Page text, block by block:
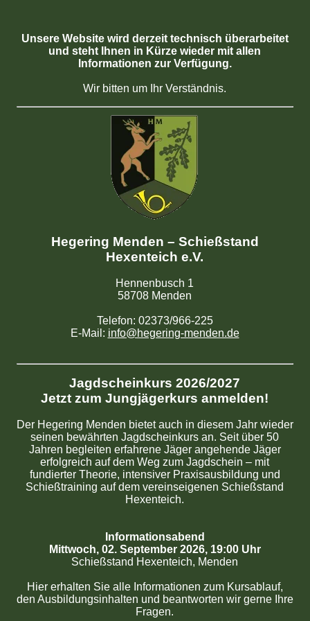
Unsere Website wird derzeit technisch überarbeitet
und steht Ihnen in Kürze wieder mit allen
Informationen zur Verfügung.
Wir bitten um Ihr Verständnis.
Hegering Menden – Schießstand
Hexenteich e.V.
Hennenbusch 1
58708 Menden
Telefon: 02373/966-225
E-Mail: info@hegering-menden.de
Jagdscheinkurs 2026/2027
Jetzt zum Jungjägerkurs anmelden!
Der Hegering Menden bietet auch in diesem Jahr wieder
seinen bewährten Jagdscheinkurs an. Seit über 50
Jahren begleiten erfahrene Jäger angehende Jäger
erfolgreich auf dem Weg zum Jagdschein – mit
fundierter Theorie, intensiver Praxisausbildung und
Schießtraining auf dem vereinseigenen Schießstand
Hexenteich.
Informationsabend
Mittwoch, 02. September 2026, 19:00 Uhr
Schießstand Hexenteich, Menden
Hier erhalten Sie alle Informationen zum Kursablauf,
den Ausbildungsinhalten und beantworten wir gerne Ihre
Fragen.